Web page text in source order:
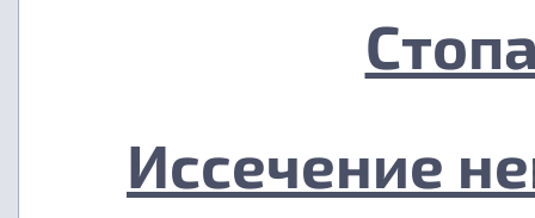
Иссечение